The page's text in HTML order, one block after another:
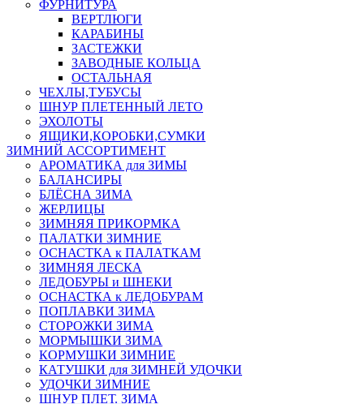
ФУРНИТУРА
ВЕРТЛЮГИ
КАРАБИНЫ
ЗАСТЕЖКИ
ЗАВОДНЫЕ КОЛЬЦА
ОСТАЛЬНАЯ
ЧЕХЛЫ,ТУБУСЫ
ШНУР ПЛЕТЕННЫЙ ЛЕТО
ЭХОЛОТЫ
ЯЩИКИ,КОРОБКИ,СУМКИ
ЗИМНИЙ АССОРТИМЕНТ
АРОМАТИКА для ЗИМЫ
БАЛАНСИРЫ
БЛЁСНА ЗИМА
ЖЕРЛИЦЫ
ЗИМНЯЯ ПРИКОРМКА
ПАЛАТКИ ЗИМНИЕ
ОСНАСТКА к ПАЛАТКАМ
ЗИМНЯЯ ЛЕСКА
ЛЕДОБУРЫ и ШНЕКИ
ОСНАСТКА к ЛЕДОБУРАМ
ПОПЛАВКИ ЗИМА
СТОРОЖКИ ЗИМА
МОРМЫШКИ ЗИМА
КОРМУШКИ ЗИМНИЕ
КАТУШКИ для ЗИМНЕЙ УДОЧКИ
УДОЧКИ ЗИМНИЕ
ШНУР ПЛЕТ. ЗИМА